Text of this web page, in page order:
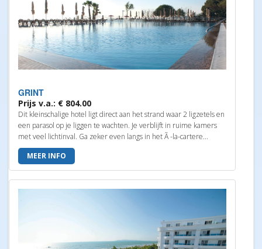
GRINT
Prijs v.a.: € 804.00
Dit kleinschalige hotel ligt direct aan het strand waar 2 ligzetels en
een parasol op je liggen te wachten. Je verblijft in ruime kamers
met veel lichtinval. Ga zeker even langs in het Ã -la-cartere...
MEER INFO